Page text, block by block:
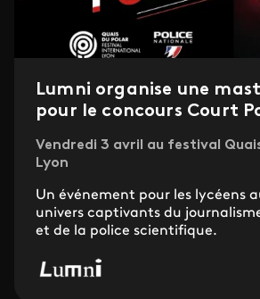
Lumni organise une
pour le concours Court
Vendredi 3 avril au festival
Lyon
Un événement pour les lycéens
univers captivants du
et de la police scientifique.